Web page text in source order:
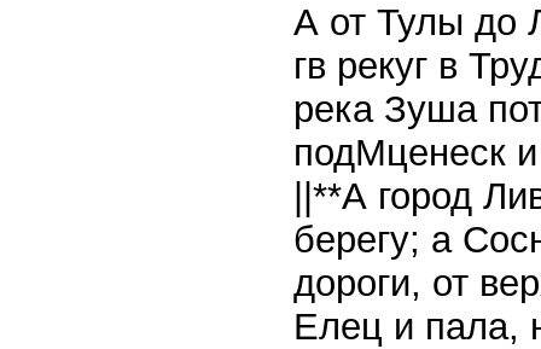
А от Тулы до
гв рекуг в
река Зуша
подМценеск
||**А город
берегу; а
дороги, от
Елец и пала,